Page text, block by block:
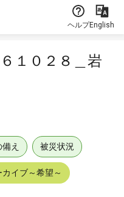
ヘルプEnglish
１０２８＿岩
え 被災状況
イブ～希望～